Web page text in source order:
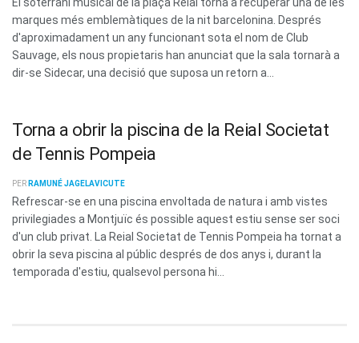
marques més emblemàtiques de la nit barcelonina. Després
d'aproximadament un any funcionant sota el nom de Club
Sauvage, els nous propietaris han anunciat que la sala tornarà a
dir-se Sidecar, una decisió que suposa un retorn a...
Torna a obrir la piscina de la Reial Societat
de Tennis Pompeia
PER RAMUNÉ JAGELAVICUTE
Refrescar-se en una piscina envoltada de natura i amb vistes
privilegiades a Montjuïc és possible aquest estiu sense ser soci
d'un club privat. La Reial Societat de Tennis Pompeia ha tornat a
obrir la seva piscina al públic després de dos anys i, durant la
temporada d'estiu, qualsevol persona hi...